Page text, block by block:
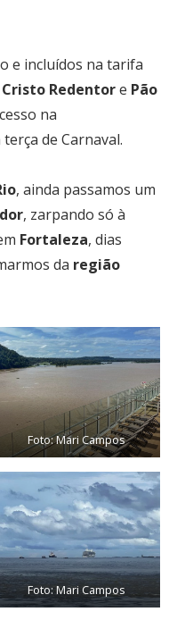
e incluídos na tarifa
Cristo Redentore Pão
na
de Carnaval.
, ainda passamos um
, zarpando só à
Fortaleza, dias
da região
Foto: Mari Campos
Foto: Mari Campos